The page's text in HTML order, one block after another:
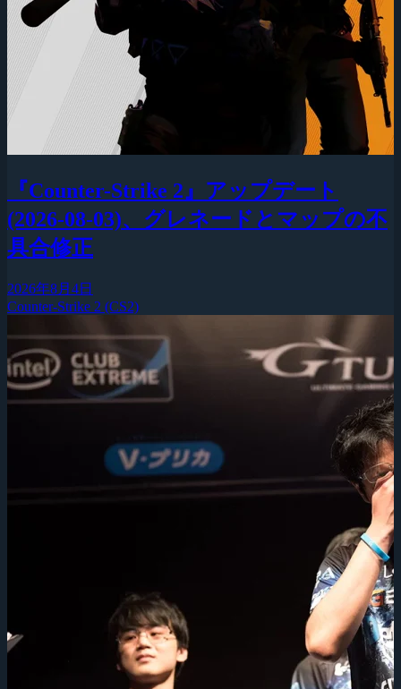
『Counter-Strike 2』アップデート
(2026-08-03)、グレネードとマップの不
具合修正
2026年8月4日
Counter-Strike 2 (CS2)